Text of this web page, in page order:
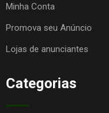
Minha Conta
Promova seu Anúncio
Lojas de anunciantes
Categorias